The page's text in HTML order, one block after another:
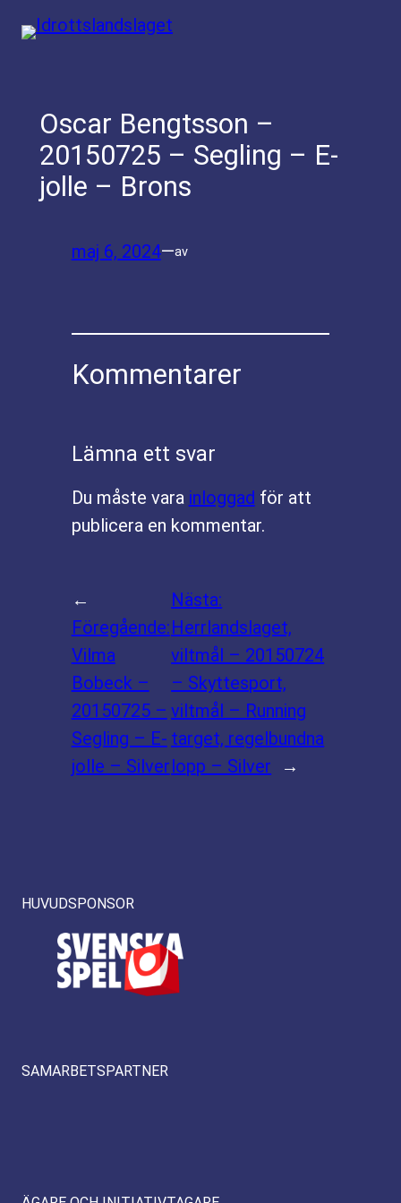
Hoppa
Oscar Bengtsson –
20150725 – Segling – E-
jolle – Brons
maj 6, 2024—av
Kommentarer
Lämna ett svar
Du måste vara inloggad för att
publicera en kommentar.
←
Föregående:
Vilma
Bobeck –
20150725 –
Segling – E-
jolle – Silver
Nästa:
Herrlandslaget,
viltmål – 20150724
– Skyttesport,
viltmål – Running
target, regelbundna
lopp – Silver
→
HUVUDSPONSOR
SAMARBETSPARTNER